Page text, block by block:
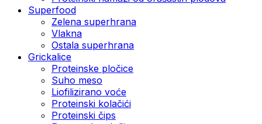
Superfood
Zelena superhrana
Vlakna
Ostala superhrana
Grickalice
Proteinske pločice
Suho meso
Liofilizirano voće
Proteinski kolačići
Proteinski čips